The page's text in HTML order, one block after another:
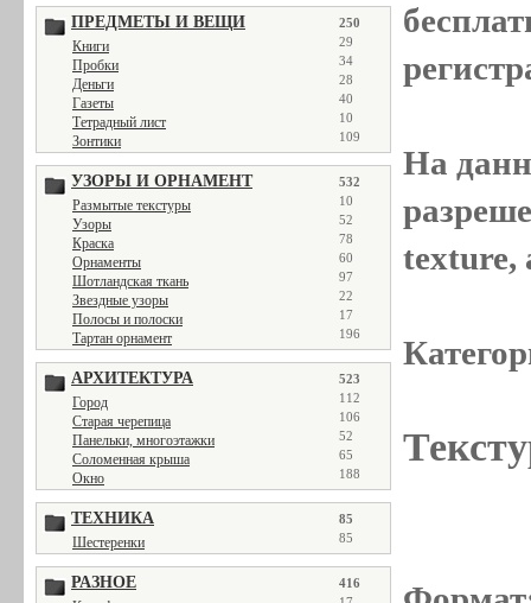
ПРЕДМЕТЫ И ВЕЩИ 250
Книги 29
Пробки 34
Деньги 28
Газеты 40
Тетрадный лист 10
Зонтики 109
УЗОРЫ И ОРНАМЕНТ 532
Размытые текстуры 10
Узоры 52
Краска 78
Орнаменты 60
Шотландская ткань 97
Звездные узоры 22
Полосы и полоски 17
Тартан орнамент 196
АРХИТЕКТУРА 523
Город 112
Старая черепица 106
Панельки, многоэтажки 52
Соломенная крыша 65
Окно 188
ТЕХНИКА 85
Шестеренки 85
РАЗНОЕ 416
На
texture,